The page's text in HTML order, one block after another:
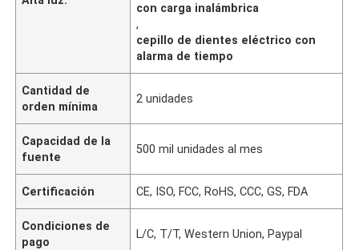
con carga inalámbrica
,
cepillo de dientes eléctrico con
alarma de tiempo
Cantidad de
orden mínima
2 unidades
Capacidad de la
fuente
500 mil unidades al mes
Certificación CE, ISO, FCC, RoHS, CCC, GS, FDA
Condiciones de
pago
L/C, T/T, Western Union, Paypal